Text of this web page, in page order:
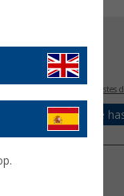
€
+ Costes
Recibe un bonus de